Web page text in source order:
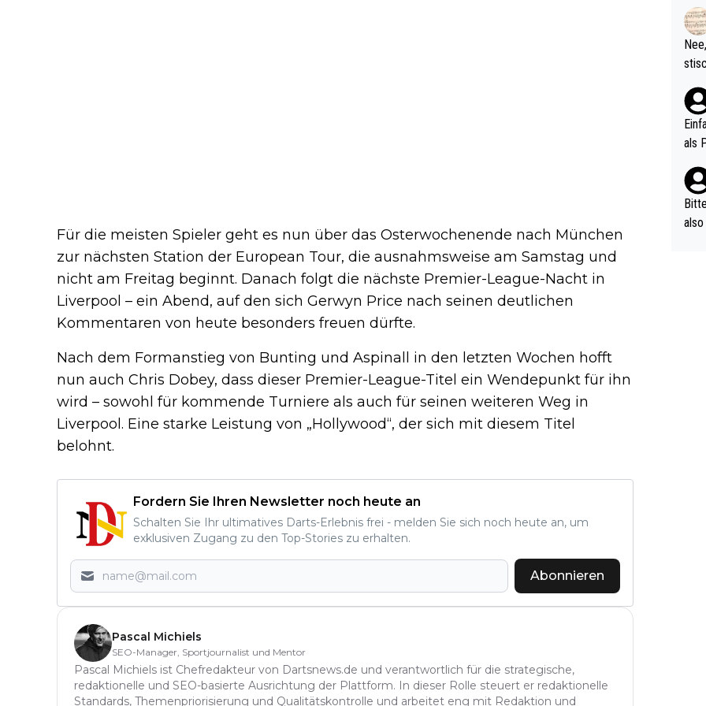
Für die meisten Spieler geht es nun über das Osterwochenende nach München
zur nächsten Station der European Tour, die ausnahmsweise am Samstag und
nicht am Freitag beginnt. Danach folgt die nächste Premier-League-Nacht in
Liverpool – ein Abend, auf den sich Gerwyn Price nach seinen deutlichen
Kommentaren von heute besonders freuen dürfte.
Nach dem Formanstieg von Bunting und Aspinall in den letzten Wochen hofft
nun auch Chris Dobey, dass dieser Premier-League-Titel ein Wendepunkt für ihn
wird – sowohl für kommende Turniere als auch für seinen weiteren Weg in
Liverpool. Eine starke Leistung von „Hollywood“, der sich mit diesem Titel
belohnt.
Fordern Sie Ihren Newsletter noch heute an
Schalten Sie Ihr ultimatives Darts-Erlebnis frei - melden Sie sich noch heute an, um
exklusiven Zugang zu den Top-Stories zu erhalten.
Abonnieren
Pascal Michiels
SEO-Manager, Sportjournalist und Mentor
Pascal Michiels ist Chefredakteur von Dartsnews.de und verantwortlich für die strategische,
redaktionelle und SEO-basierte Ausrichtung der Plattform. In dieser Rolle steuert er redaktionelle
Standards, Themenpriorisierung und Qualitätskontrolle und arbeitet eng mit Redaktion und
d
(in
als
nes
ttler
vV
als